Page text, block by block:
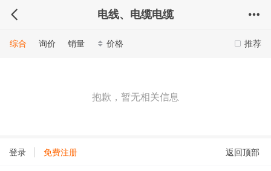
电线、电缆电缆
推荐
综合 询价 销量 价格
抱歉，暂无相关信息
登录 免费注册 返回顶部